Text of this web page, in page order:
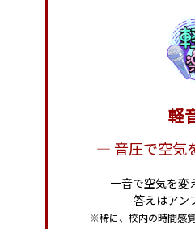
軽
― 音圧で空気
一音で空気を変
答えはアン
※稀に、校内の時間感